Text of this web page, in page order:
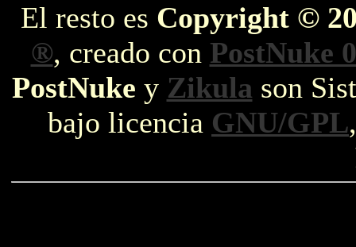
El resto es Copyright ©
®, creado con PostNuke
PostNuke y Zikula son
bajo licencia GNU/GPL